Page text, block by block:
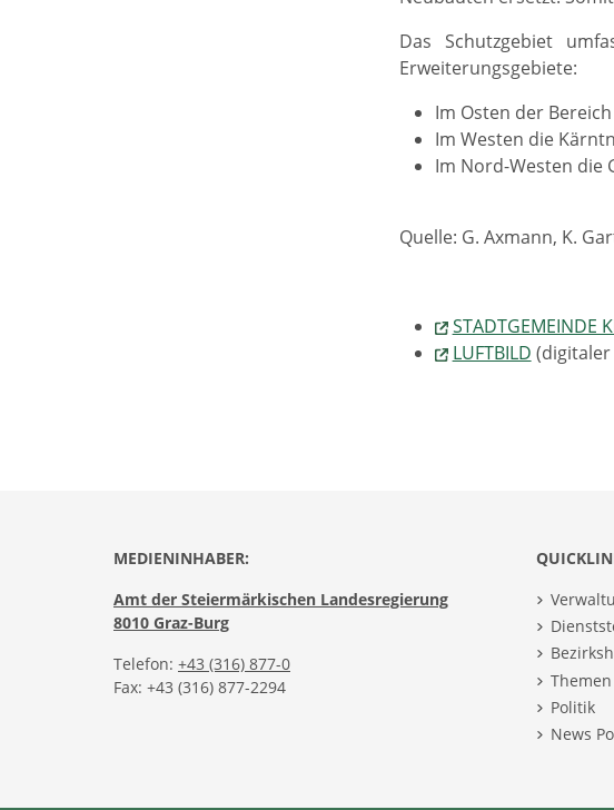
Das Schutzgebiet
Erweiterungsgebiete:
Im Osten der
Im Westen die
Im Nord-Westen die
Quelle: G. Axmann, K.
STADTGEMEINDE
LUFTBILD (digitaler
MEDIENINHABER:
Amt der Steiermärkischen Landesregierung
8010 Graz-Burg
Telefon: +43 (316) 877-0
Fax: +43 (316) 877-2294
Politik
News